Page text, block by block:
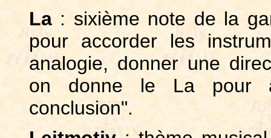
La : sixième note de la
pour accorder les
analogie, donner une
on donne le La pour
conclusion".